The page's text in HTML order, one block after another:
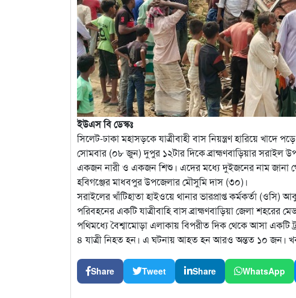
ইউএস বি ডেস্কঃ
সিলেট-ঢাকা মহাসড়কে যাত্রীবাহী বাস নিয়ন্ত্রণ হারিয়ে
সোমবার (০৮ জুন) দুপুর ১২টার দিকে ব্রাহ্মণবাড়িয়ার সরাইল
একজন নারী ও একজন শিশু। এদের মধ্যে দুইজনের নাম জানা
হবিগঞ্জের মাধবপুর উপজেলার মৌসুমি দাস (৩০)।
সরাইলের খাঁটিহাতা হাইওয়ে থানার ভারপ্রাপ্ত কর্মকর্তা (ওসি)
পরিবহনের একটি যাত্রীবাহি বাস ব্রাহ্মণবাড়িয়া জেলা শহরের
পথিমধ্যে বৈশ্বামোড়া এলাকায় বিপরীত দিক থেকে আসা একটি
৪ যাত্রী নিহত হন। এ ঘটনায় আহত হন আরও অন্তত ১০ জন।
Share Tweet Share WhatsApp